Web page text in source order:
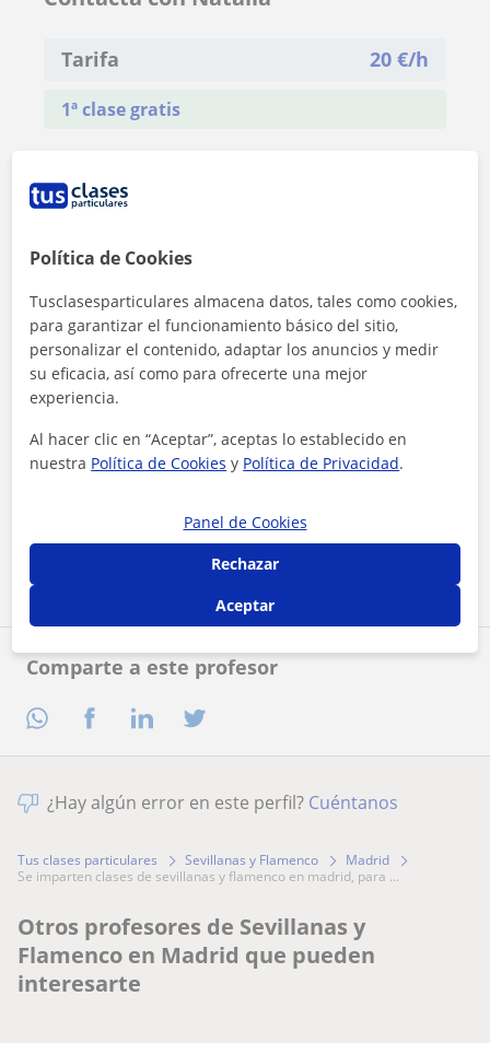
Comparte a este profesor
Tarifa 20 €/h
1ª clase gratis
Contactar ahora
¿Hay algún error en este perfil? Cuéntanos
Tus clases particulares Sevillanas y Flamenco
Madrid
se imparten clases de sevillanas y flamenco en madrid, para ...
Otros profesores de Sevillanas y
Flamenco en Madrid que pueden
interesarte
Política de Cookies
Tusclasesparticulares almacena datos, tales como cookies,
para garantizar el funcionamiento básico del sitio,
personalizar el contenido, adaptar los anuncios y medir
su eficacia, así como para ofrecerte una mejor
experiencia.
Al hacer clic en “Aceptar”, aceptas lo establecido en
nuestra Política de Cookies y Política de Privacidad.
Panel de Cookies
Rechazar
Aceptar